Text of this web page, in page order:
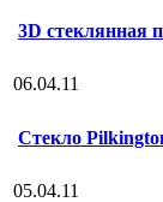
3D стеклянная
06.04.11
Стекло
05.04.11